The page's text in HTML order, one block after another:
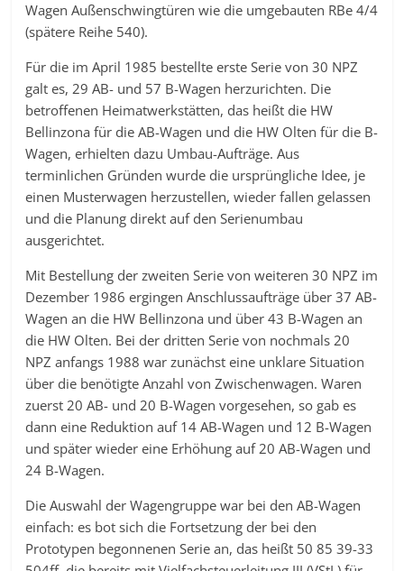
Wagen Außenschwingtüren wie die umgebauten RBe 4/4
(spätere Reihe 540).
Für die im April 1985 bestellte erste Serie von 30 NPZ
galt es, 29 AB- und 57 B-Wagen herzurichten. Die
betroffenen Heimatwerkstätten, das heißt die HW
Bellinzona für die AB-Wagen und die HW Olten für die B-
Wagen, erhielten dazu Umbau-Aufträge. Aus
terminlichen Gründen wurde die ursprüngliche Idee, je
einen Musterwagen herzustellen, wieder fallen gelassen
und die Planung direkt auf den Serienumbau
ausgerichtet.
Mit Bestellung der zweiten Serie von weiteren 30 NPZ im
Dezember 1986 ergingen Anschlussaufträge über 37 AB-
Wagen an die HW Bellinzona und über 43 B-Wagen an
die HW Olten. Bei der dritten Serie von nochmals 20
NPZ anfangs 1988 war zunächst eine unklare Situation
über die benötigte Anzahl von Zwischenwagen. Waren
zuerst 20 AB- und 20 B-Wagen vorgesehen, so gab es
dann eine Reduktion auf 14 AB-Wagen und 12 B-Wagen
und später wieder eine Erhöhung auf 20 AB-Wagen und
24 B-Wagen.
Die Auswahl der Wagengruppe war bei den AB-Wagen
einfach: es bot sich die Fortsetzung der bei den
Prototypen begonnenen Serie an, das heißt 50 85 39-33